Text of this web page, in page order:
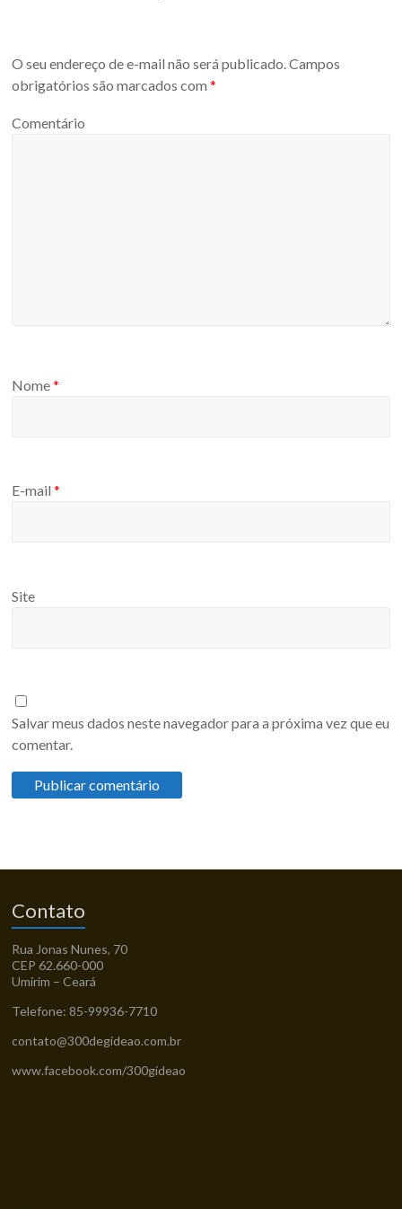
O seu endereço de e-mail não será publicado.Campos
obrigatórios são marcados com*
Comentário
Nome*
E-mail*
Site
Salvar meus dados neste navegador para a próxima vez que eu
comentar.
Contato
Rua Jonas Nunes, 70
CEP 62.660-000
Umirim – Ceará
Telefone: 85-99936-7710
contato@300degideao.com.br
www.facebook.com/300gideao